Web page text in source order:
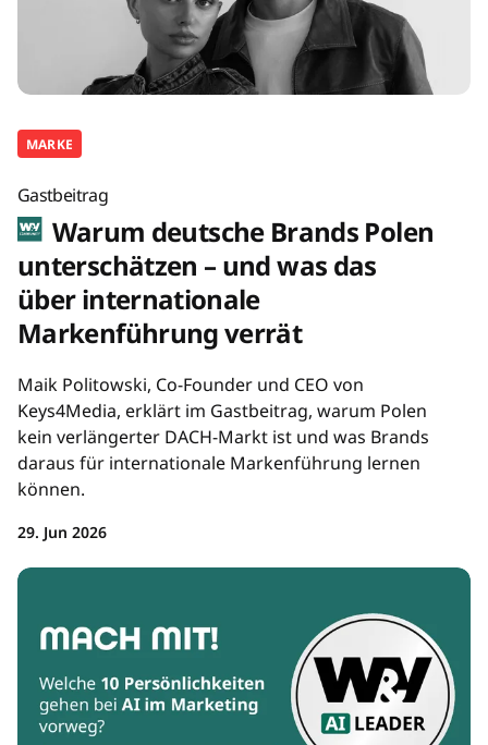
MARKE
Gastbeitrag
Warum deutsche Brands Polen
unterschätzen – und was das
über internationale
Markenführung verrät
Maik Politowski, Co-Founder und CEO von
Keys4Media, erklärt im Gastbeitrag, warum Polen
kein verlängerter DACH-Markt ist und was Brands
daraus für internationale Markenführung lernen
können.
29. Jun 2026